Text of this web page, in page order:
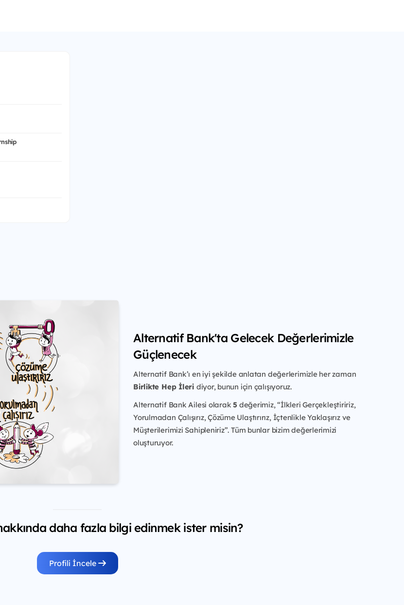
Alternatif Bank'ta Gelecek Değerlerimizle
Güçlenecek
Alternatif Bank’ı en iyi şekilde anlatan değerlerimizle her zaman
Birlikte Hep İleri diyor, bunun için çalışıyoruz.
Alternatif Bank Ailesi olarak5 değerimiz, “İlkleri Gerçekleştiririz,
Yorulmadan Çalışırız, Çözüme Ulaştırırız, İçtenlikle Yaklaşırız ve
Müşterilerimizi Sahipleniriz”. Tüm bunlar bizim değerlerimizi
oluşturuyor.
daha fazla bilgi edinmek ister misin?
Profili İncele